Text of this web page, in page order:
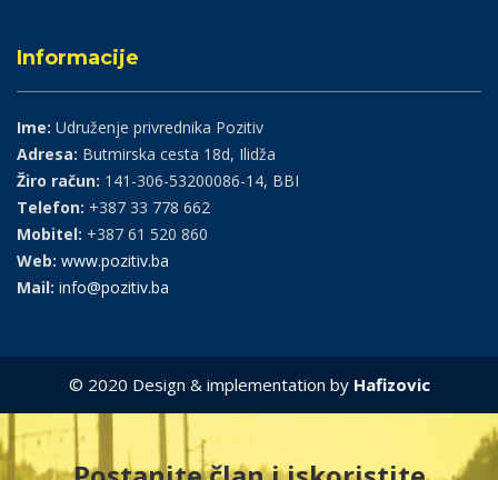
Informacije
Ime: Udruženje privrednika Pozitiv
Adresa: Butmirska cesta 18d, Ilidža
Žiro račun: 141-306-53200086-14, BBI
Telefon: +387 33 778 662
Mobitel: +387 61 520 860
Web: www.pozitiv.ba
Mail: info@pozitiv.ba
© 2020 Design & implementation by Hafizovic